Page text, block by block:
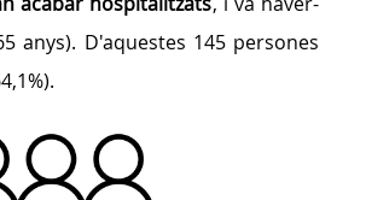
anys). D'aquestes 145 persones